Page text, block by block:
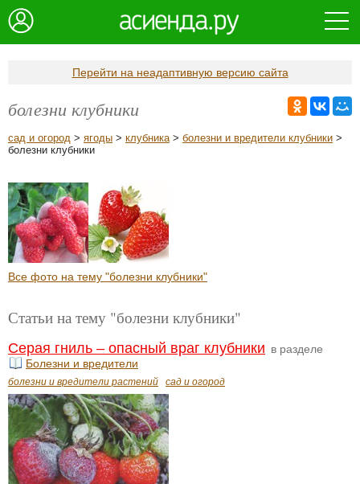
Перейти на неадаптивную версию сайта
болезни клубники
сад и огород > ягоды > клубника> болезни и вредители клубники >
болезни клубники
Все фото на тему "болезни клубники"
Статьи на тему "болезни клубники"
Серая гниль – опасный враг клубники в разделе
Болезни и вредители
болезни и вредители растений сад и огород